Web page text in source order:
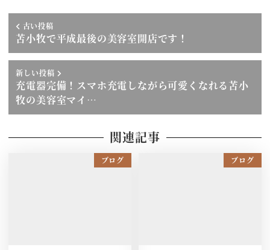
古い投稿
苫小牧で平成最後の美容室開店です！
新しい投稿
充電器完備！スマホ充電しながら可愛くなれる苫小
牧の美容室マイ…
関連記事
ブログ ブログ